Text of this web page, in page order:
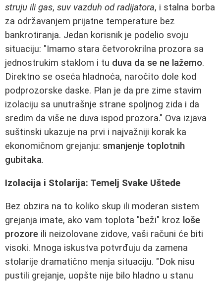
struju ili gas, suv vazduh od radijatora, i stalna borba
za održavanjem prijatne temperature bez
bankrotiranja. Jedan korisnik je podelio svoju
situaciju: "Imamo stara četvorokrilna prozora sa
jednostrukim staklom i tu duva da se ne lažemo.
Direktno se oseća hladnoća, naročito dole kod
podprozorske daske. Plan je da pre zime stavim
izolaciju sa unutrašnje strane spoljnog zida i da
sredim da više ne duva ispod prozora." Ova izjava
suštinski ukazuje na prvi i najvažniji korak ka
ekonomičnom grejanju: smanjenje toplotnih
gubitaka.
Izolacija i Stolarija: Temelj Svake Uštede
Bez obzira na to koliko skup ili moderan sistem
grejanja imate, ako vam toplota "beži" kroz loše
prozore ili neizolovane zidove, vaši računi će biti
visoki. Mnoga iskustva potvrđuju da zamena
stolarije dramatično menja situaciju. "Dok nisu
pustili grejanje, uopšte nije bilo hladno u stanu